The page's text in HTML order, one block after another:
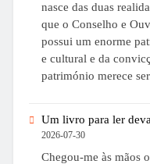
nasce das duas
que o Conselho e
possui um enorme
e cultural e da
património merece
Um livro para ler
2026-07-30
Chegou-me às mãos